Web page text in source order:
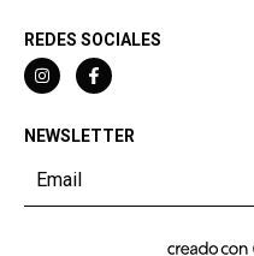
REDES SOCIALES
NEWSLETTER